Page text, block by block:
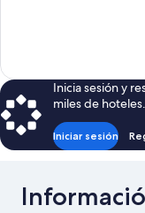
Inicia sesión y
miles de
Iniciar sesión